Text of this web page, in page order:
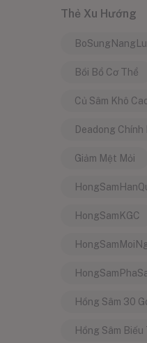
Thẻ Xu Hướng
Bồi Bổ Cơ Thể
Củ Sâm Khô
Deadong Chính
Giảm Mệt Mỏi
HongSamKGC
Hồng Sâm 30
Hồng Sâm Biếu